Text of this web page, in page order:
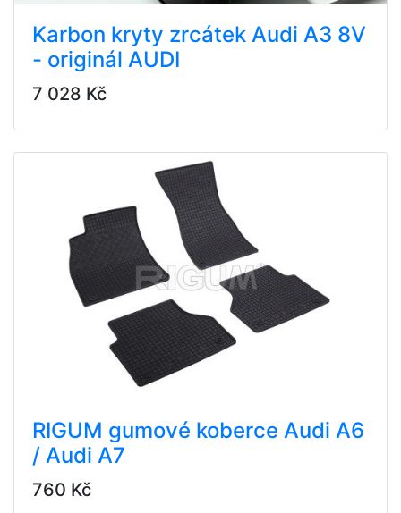
Karbon kryty zrcátek Audi A3 8V
- originál AUDI
7 028 Kč
RIGUM gumové koberce Audi A6
/ Audi A7
760 Kč